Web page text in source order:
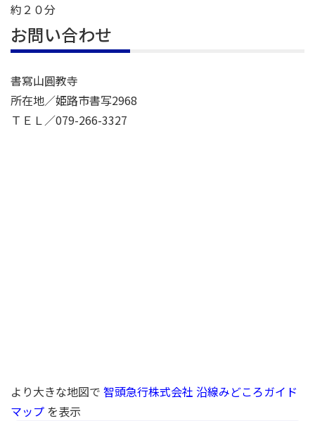
約２０分
お問い合わせ
書寫山圓教寺
所在地／姫路市書写2968
ＴＥＬ／079-266-3327
より大きな地図で 智頭急行株式会社 沿線みどころガイド
マップ を表示